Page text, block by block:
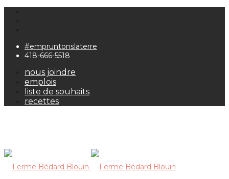
#empruntonslaterre
418-666-5518
nous joindre
emplois
liste de souhaits
recettes